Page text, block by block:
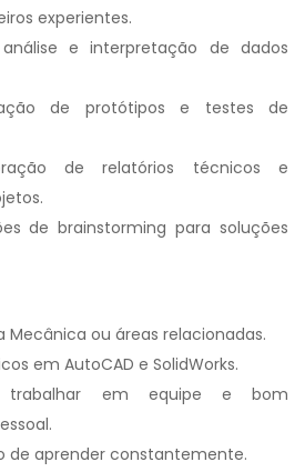
experientes.
e interpretação de dados
de protótipos e testes de
de relatórios técnicos e
de brainstorming para soluções
Mecânica ou áreas relacionadas.
em AutoCAD e SolidWorks.
trabalhar em equipe e bom
de aprender constantemente.